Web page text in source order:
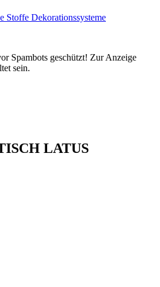
Stoffe Dekorationssysteme
Spambots geschützt! Zur Anzeige
sein.
LATUS